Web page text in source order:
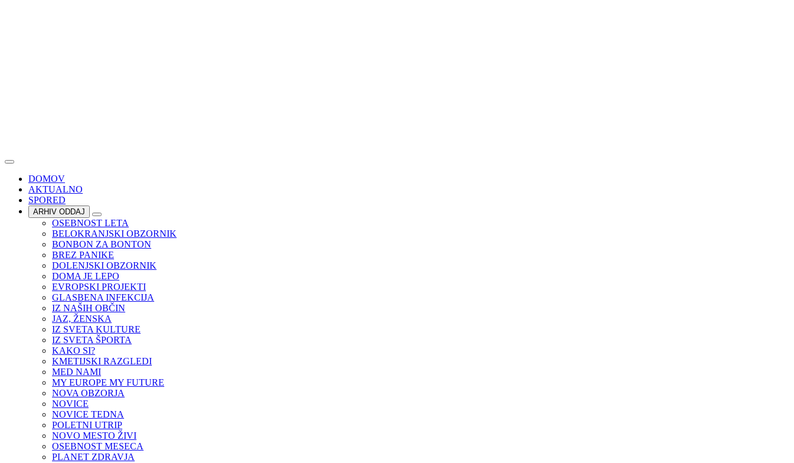
DOMOV
AKTUALNO
SPORED
ARHIV ODDAJ
OSEBNOST LETA
BELOKRANJSKI OBZORNIK
BONBON ZA BONTON
BREZ PANIKE
DOLENJSKI OBZORNIK
DOMA JE LEPO
EVROPSKI PROJEKTI
GLASBENA INFEKCIJA
IZ NAŠIH OBČIN
JAZ, ŽENSKA
IZ SVETA KULTURE
IZ SVETA ŠPORTA
KAKO SI?
KMETIJSKI RAZGLEDI
MED NAMI
MY EUROPE MY FUTURE
NOVA OBZORJA
NOVICE
NOVICE TEDNA
POLETNI UTRIP
NOVO MESTO ŽIVI
OSEBNOST MESECA
PLANET ZDRAVJA